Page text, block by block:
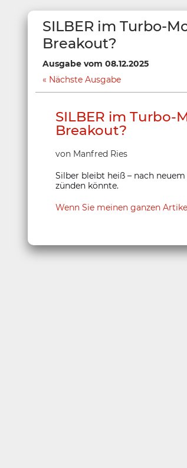
SILBER im Turbo-
Breakout?
Ausgabe vom 08.12.2025
Nächste Ausgabe
SILBER im Turbo-
Breakout?
von Manfred Ries
Silber bleibt heiß – nach
zünden könnte.
Wenn Sie meinen ganzen